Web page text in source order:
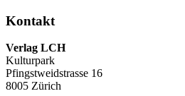
Kontakt
Verlag LCH
Kulturpark
Pfingstweidstrasse 16
8005 Zürich